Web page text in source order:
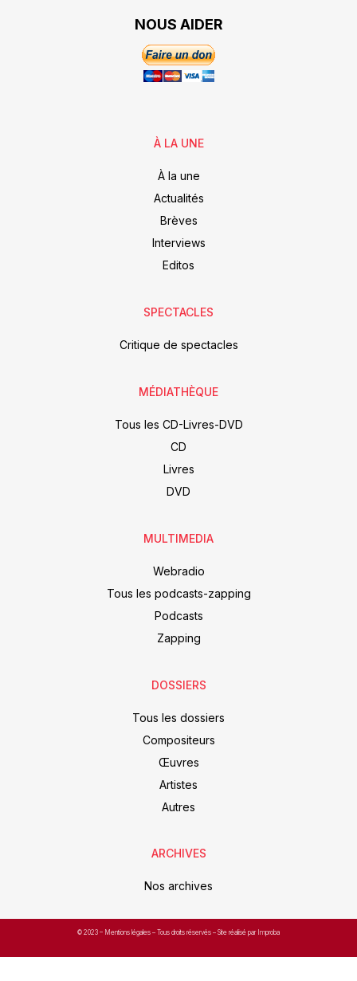
NOUS AIDER
À LA UNE
À la une
Actualités
Brèves
Interviews
Editos
SPECTACLES
Critique de spectacles
MÉDIATHÈQUE
Tous les CD-Livres-DVD
CD
Livres
DVD
MULTIMEDIA
Webradio
Tous les podcasts-zapping
Podcasts
Zapping
DOSSIERS
Tous les dossiers
Compositeurs
Œuvres
Artistes
Autres
ARCHIVES
Nos archives
© 2023 – Mentions légales – Tous droits réservés – Site réalisé par Improba